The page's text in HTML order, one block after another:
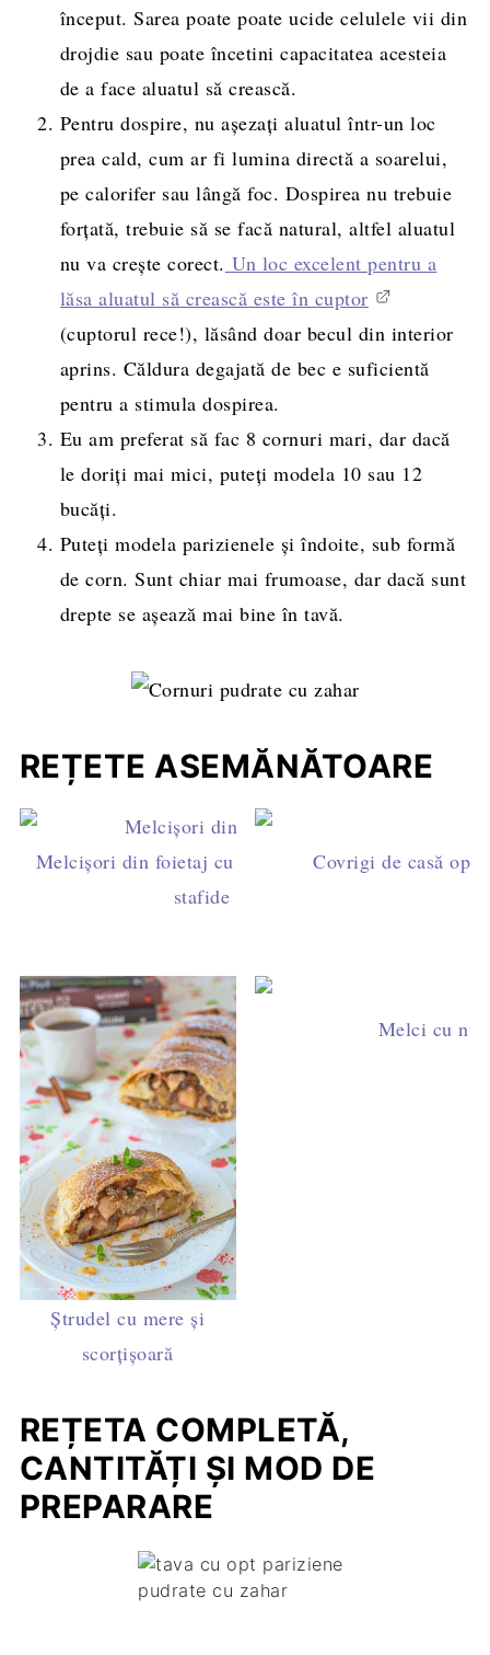
început. Sarea poate poate ucide celulele vii din
drojdie sau poate încetini capacitatea acesteia
de a face aluatul să crească.
Pentru dospire, nu așezați aluatul într-un loc
prea cald, cum ar fi lumina directă a soarelui,
pe calorifer sau lângă foc. Dospirea nu trebuie
forțată, trebuie să se facă natural, altfel aluatul
nu va crește corect. Un loc excelent pentru a
lăsa aluatul să crească este în cuptor
(cuptorul rece!), lăsând doar becul din interior
aprins. Căldura degajată de bec e suficientă
pentru a stimula dospirea.
Eu am preferat să fac 8 cornuri mari, dar dacă
le doriți mai mici, puteți modela 10 sau 12
bucăți.
Puteți modela parizienele și îndoite, sub formă
de corn. Sunt chiar mai frumoase, dar dacă sunt
drepte se așează mai bine în tavă.
REȚETE ASEMĂNĂTOARE
Melcișori din foietaj cu brânză dulce și
stafide
Covrigi de casă
Ștrudel cu mere și
scorțișoară
Melci cu
REȚETA COMPLETĂ,
CANTITĂȚI ȘI MOD DE
PREPARARE